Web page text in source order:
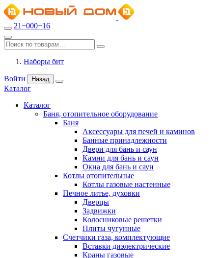
21−000−16
Наборы бит
Войти Назад
Каталог
Каталог
Баня, отопительное оборудование
Баня
Аксессуары для печей и каминов
Банные принадлежности
Двери для бань и саун
Камни для бань и саун
Окна для бань и саун
Котлы отопительные
Котлы газовые настенные
Печное литье, духовки
Дверцы
Задвижки
Колосниковые решетки
Плиты чугунные
Счетчики газа, комплектующие
Вставки диэлектрические
Краны газовые